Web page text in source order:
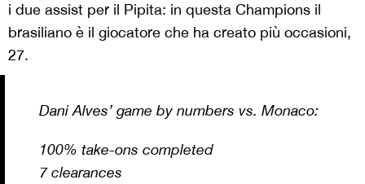
i due assist per il Pipita: in questa Champions il
brasiliano è il giocatore che ha creato più occasioni,
27.
Dani Alves’ game by numbers vs. Monaco:
100% take-ons completed
7 clearances